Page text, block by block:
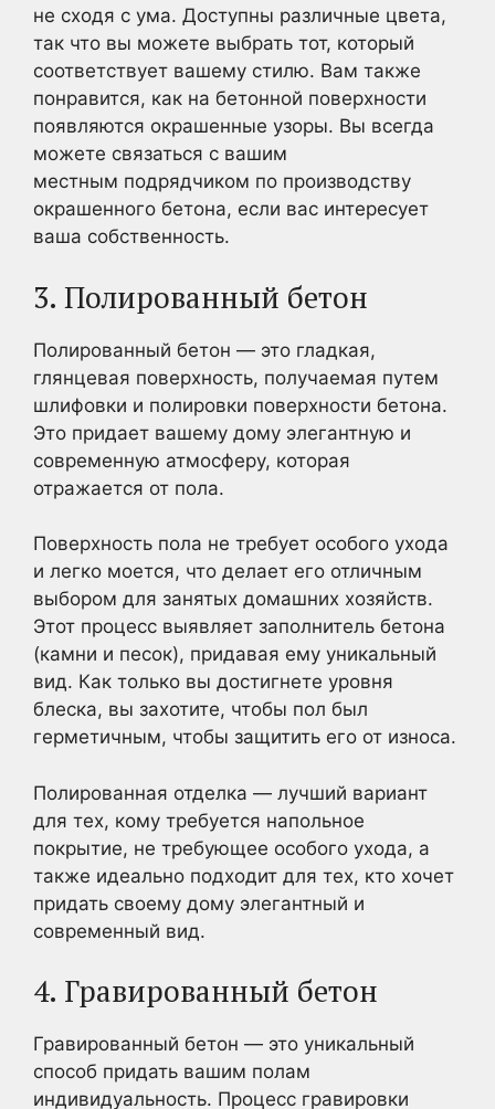
не сходя с ума. Доступны различные цвета,
так что вы можете выбрать тот, который
соответствует вашему стилю. Вам также
понравится, как на бетонной поверхности
появляются окрашенные узоры. Вы всегда
можете связаться с вашим
местным подрядчиком по производству
окрашенного бетона, если вас интересует
ваша собственность.
3. Полированный бетон
Полированный бетон — это гладкая,
глянцевая поверхность, получаемая путем
шлифовки и полировки поверхности бетона.
Это придает вашему дому элегантную и
современную атмосферу, которая
отражается от пола.
Поверхность пола не требует особого ухода
и легко моется, что делает его отличным
выбором для занятых домашних хозяйств.
Этот процесс выявляет заполнитель бетона
(камни и песок), придавая ему уникальный
вид. Как только вы достигнете уровня
блеска, вы захотите, чтобы пол был
герметичным, чтобы защитить его от износа.
Полированная отделка — лучший вариант
для тех, кому требуется напольное
покрытие, не требующее особого ухода, а
также идеально подходит для тех, кто хочет
придать своему дому элегантный и
современный вид.
4. Гравированный бетон
Гравированный бетон — это уникальный
способ придать вашим полам
индивидуальность. Процесс гравировки